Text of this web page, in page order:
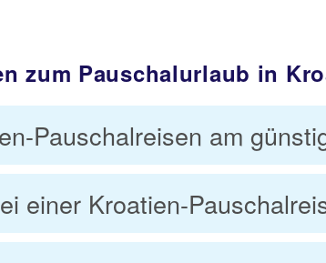
zum Pauschalurlaub in
Pauschalreisen am
einer Kroatien-